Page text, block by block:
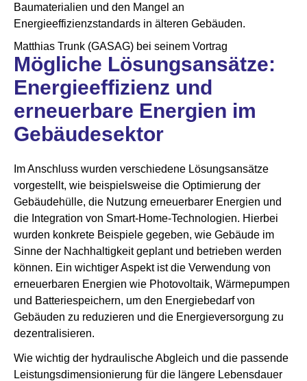
Baumaterialien und den Mangel an
Energieeffizienzstandards in älteren Gebäuden.
Matthias Trunk (GASAG) bei seinem Vortrag
Mögliche Lösungsansätze:
Energieeffizienz und
erneuerbare Energien im
Gebäudesektor
Im Anschluss wurden verschiedene Lösungsansätze
vorgestellt, wie beispielsweise die Optimierung der
Gebäudehülle, die Nutzung erneuerbarer Energien und
die Integration von Smart-Home-Technologien. Hierbei
wurden konkrete Beispiele gegeben, wie Gebäude im
Sinne der Nachhaltigkeit geplant und betrieben werden
können. Ein wichtiger Aspekt ist die Verwendung von
erneuerbaren Energien wie Photovoltaik, Wärmepumpen
und Batteriespeichern, um den Energiebedarf von
Gebäuden zu reduzieren und die Energieversorgung zu
dezentralisieren.
Wie wichtig der hydraulische Abgleich und die passende
Leistungsdimensionierung für die längere Lebensdauer